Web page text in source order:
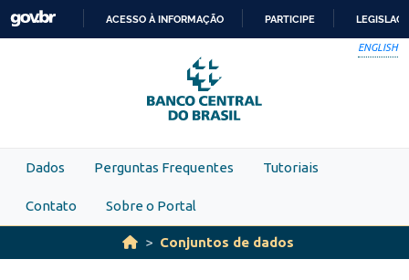
Skip to main content
PARA
O
CONTEÚDO
ACESSO À INFORMAÇÃO PARTICIPE
ENGLISH
Dados Perguntas Frequentes Tutoriais
Contato Sobre o Portal
Conjuntos de dados